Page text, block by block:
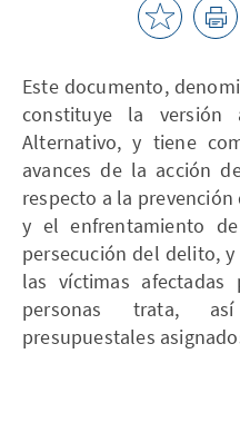
Este documento,
constituye la versión
Alternativo, y tiene
avances de la acción
respecto a la
y el enfrentamiento
persecución del delito,
las víctimas
personas trata,
presupuestales